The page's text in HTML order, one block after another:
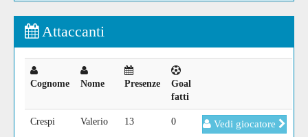
Attaccanti
Cognome Nome Presenze
Goal
fatti
Crespi Valerio 13 0 Vedi giocatore